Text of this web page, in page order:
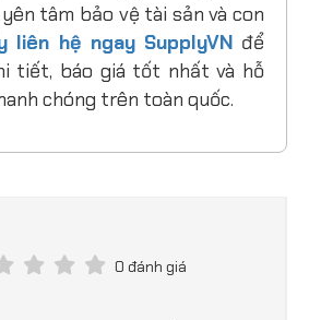
tâm bảo vệ tài sản và con
liên hệ ngay SupplyVN để
tiết, báo giá tốt nhất và hỗ
chóng trên toàn quốc.
0 đánh giá